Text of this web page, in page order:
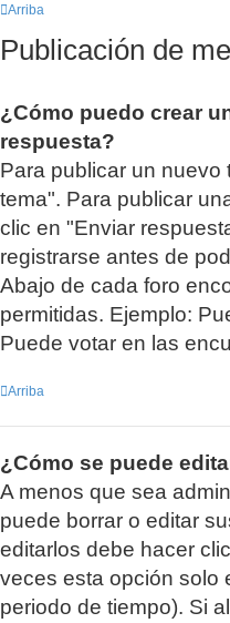
Arriba
Publicación de
¿Cómo puedo crear
respuesta?
Para publicar un nuevo
tema". Para publicar
clic en "Enviar
registrarse antes de
Abajo de cada foro
permitidas. Ejemplo:
Puede votar en las
Arriba
¿Cómo se puede
A menos que sea
puede borrar o editar
editarlos debe hacer
veces esta opción solo
periodo de tiempo). Si